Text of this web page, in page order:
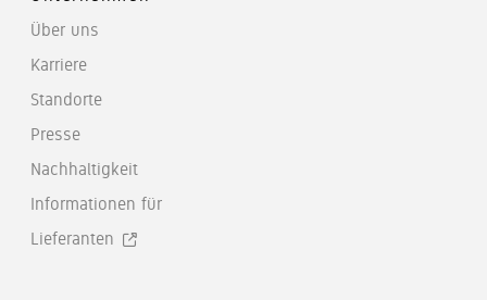
Über uns
Karriere
Standorte
Presse
Nachhaltigkeit
Informationen für
Lieferanten